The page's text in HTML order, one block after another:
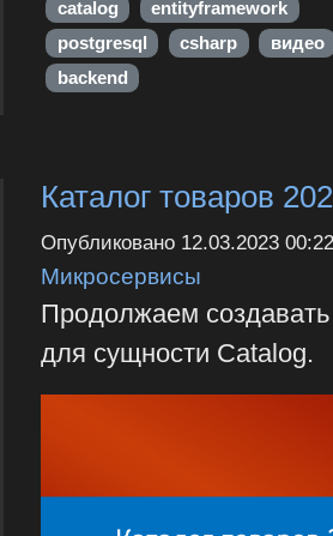
catalog
entityframework
postgresql
csharp
видео
backend
Каталог товаров
Опубликовано 12.03.2023
Микросервисы
Продолжаем
для сущности Catalog.